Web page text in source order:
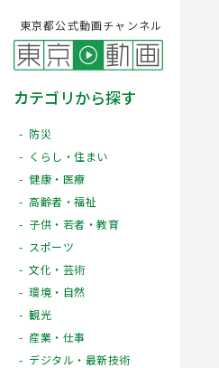
東京都公式動画チャンネル
カテゴリから探す
防災
くらし・住まい
健康・医療
高齢者・福祉
子供・若者・教育
スポーツ
文化・芸術
環境・自然
観光
産業・仕事
デジタル・最新技術